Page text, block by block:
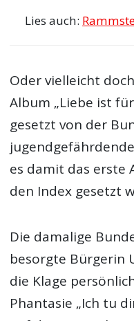
Lies auch:
Oder vielleicht
Album „Liebe ist
gesetzt von der
es damit das erste
den Index gesetzt
Die damalige
besorgte Bürgerin
die Klage
Phantasie „Ich tu